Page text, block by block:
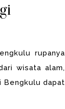
rupanya
wisata alam,
Bengkulu dapat